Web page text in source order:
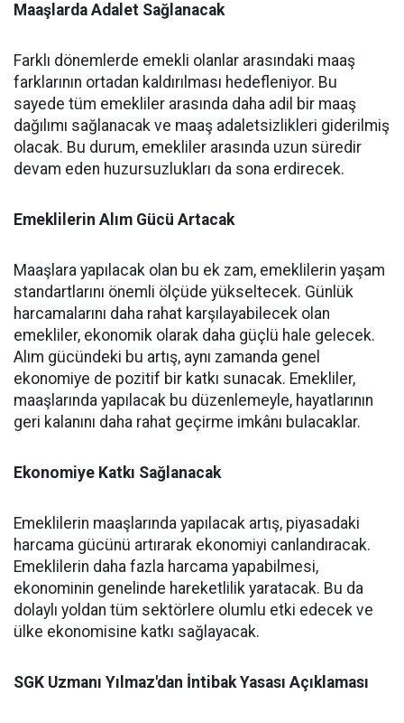
Maaşlarda Adalet Sağlanacak
Farklı dönemlerde emekli olanlar arasındaki maaş
farklarının ortadan kaldırılması hedefleniyor. Bu
sayede tüm emekliler arasında daha adil bir maaş
dağılımı sağlanacak ve maaş adaletsizlikleri giderilmiş
olacak. Bu durum, emekliler arasında uzun süredir
devam eden huzursuzlukları da sona erdirecek.
Emeklilerin Alım Gücü Artacak
Maaşlara yapılacak olan bu ek zam, emeklilerin yaşam
standartlarını önemli ölçüde yükseltecek. Günlük
harcamalarını daha rahat karşılayabilecek olan
emekliler, ekonomik olarak daha güçlü hale gelecek.
Alım gücündeki bu artış, aynı zamanda genel
ekonomiye de pozitif bir katkı sunacak. Emekliler,
maaşlarında yapılacak bu düzenlemeyle, hayatlarının
geri kalanını daha rahat geçirme imkânı bulacaklar.
Ekonomiye Katkı Sağlanacak
Emeklilerin maaşlarında yapılacak artış, piyasadaki
harcama gücünü artırarak ekonomiyi canlandıracak.
Emeklilerin daha fazla harcama yapabilmesi,
ekonominin genelinde hareketlilik yaratacak. Bu da
dolaylı yoldan tüm sektörlere olumlu etki edecek ve
ülke ekonomisine katkı sağlayacak.
SGK Uzmanı Yılmaz'dan İntibak Yasası Açıklaması